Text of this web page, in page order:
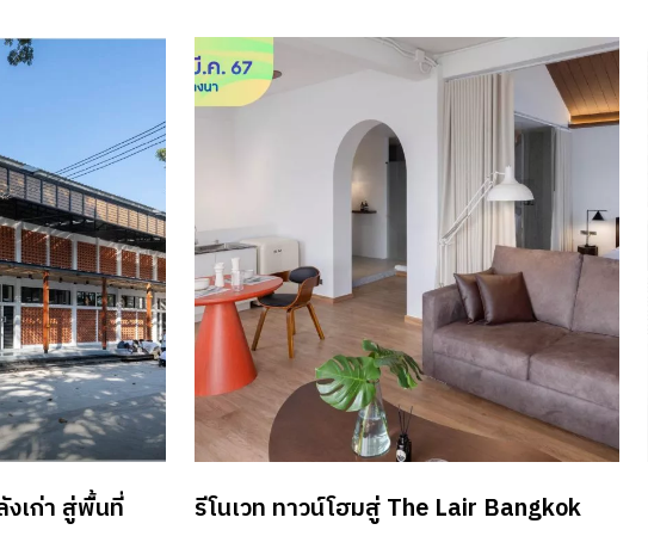
เก่า สู่พื้นที่
รีโนเวท ทาวน์โฮมสู่ The Lair Bangkok